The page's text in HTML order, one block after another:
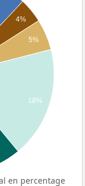
4%
5%
18%
en percentage